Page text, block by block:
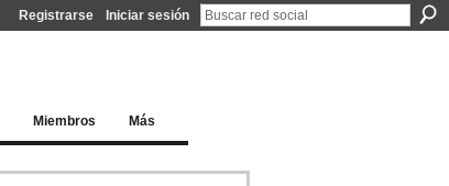
Registrarse Iniciar sesión
Miembros Más